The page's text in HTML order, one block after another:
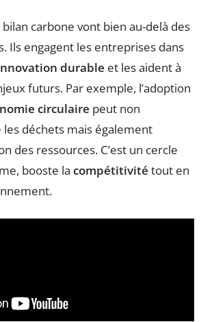
bilan carbone vont bien au-delà des
Ils engagent les entreprises dans
durable et les aident à
futurs. Par exemple, l’adoption
circulaire peut non
déchets mais également
des ressources. C’est un cercle
booste la compétitivité tout en